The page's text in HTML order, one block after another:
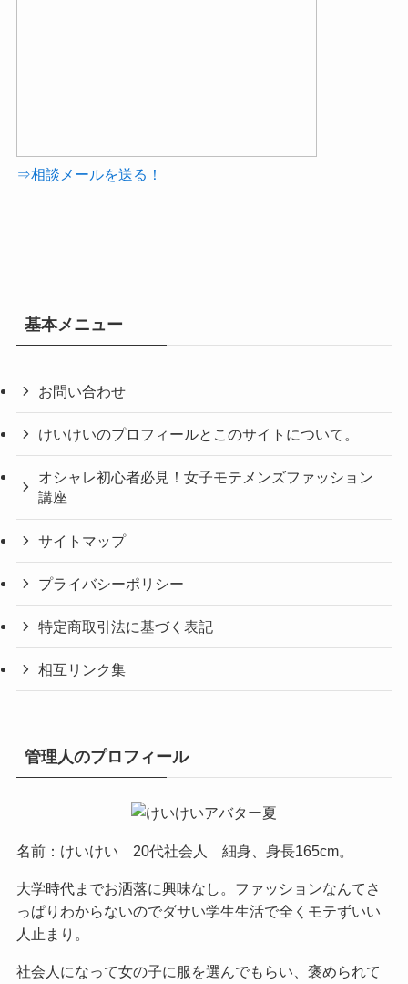
⇒相談メールを送る！
基本メニュー
お問い合わせ
けいけいのプロフィールとこのサイトについて。
オシャレ初心者必見！女子モテメンズファッション
講座
サイトマップ
プライバシーポリシー
特定商取引法に基づく表記
相互リンク集
管理人のプロフィール
名前：けいけい 20代社会人 細身、身長165cm。
大学時代までお洒落に興味なし。ファッションなんてさ
っぱりわからないのでダサい学生生活で全くモテずいい
人止まり。
社会人になって女の子に服を選んでもらい、褒められて